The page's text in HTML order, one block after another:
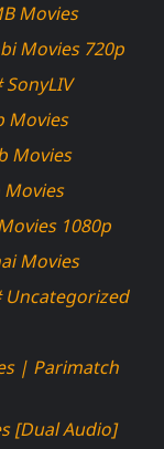
Movies
Movies 720p
SonyLIV
Movies
Movies
Movies
1080p
Movies
Uncategorized
| Parimatch
[Dual Audio]